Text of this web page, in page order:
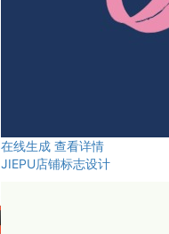
在线生成 查看详情
JIEPU店铺标志设计